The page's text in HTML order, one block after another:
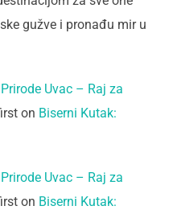
gužve i pronađu mir u
Uvac – Raj za
on Biserni Kutak:
Uvac – Raj za
on Biserni Kutak: